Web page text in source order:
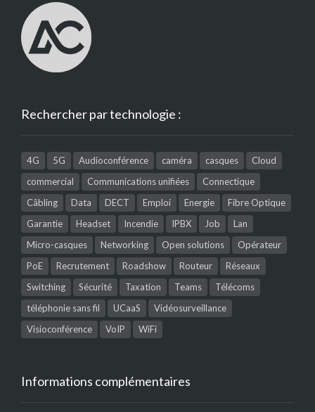
Rechercher par technologie :
4G 5G Audioconférence caméra casques
Cloud
commercial
Communications unifiées
Connectique
Câbling
Data DECT Emploi Energie
Fibre Optique
Garantie
Headset Incendie IPBX Job
Lan
Micro-casques
Networking Open solutions
Opérateur
PoE
Recrutement Roadshow Routeur
Réseaux
Switching
Sécurité Taxation Teams
Télécoms
téléphonie sans fil
UCaaS
Vidéosurveillance
Visioconférence
VoIP WiFi
Informations complémentaires